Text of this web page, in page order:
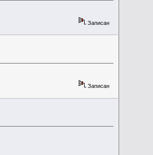
Записан
Записан